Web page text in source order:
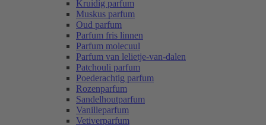
Kruidig parfum
Muskus parfum
Oud parfum
Parfum fris linnen
Parfum molecuul
Parfum van lelietje-van-dalen
Patchouli parfum
Poederachtig parfum
Rozenparfum
Sandelhoutparfum
Vanilleparfum
Vetiverparfum